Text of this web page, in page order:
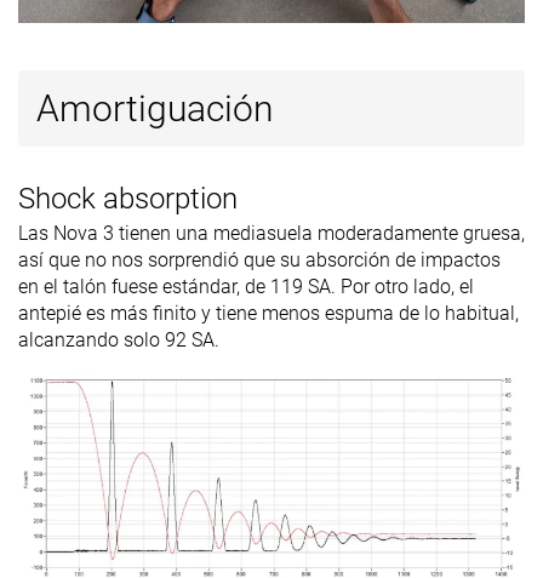
disponibles
Orthotic
friendly
✓
Clasificación #345 43% inferior #278 25% inferior #261
Popularidad #299 Top 50% Top 49% 28%
Amortiguación
Shock absorption
Las Nova 3 tienen una mediasuela moderadamente gruesa,
así que no nos sorprendió que su absorción de impactos
en el talón fuese estándar, de 119 SA. Por otro lado, el
antepié es más finito y tiene menos espuma de lo habitual,
alcanzando solo 92 SA.